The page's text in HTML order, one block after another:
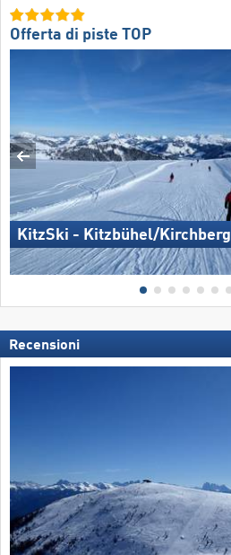
Offerta di piste TOP
KitzSki - Kitzbühel/​Kirchberg
Recensioni